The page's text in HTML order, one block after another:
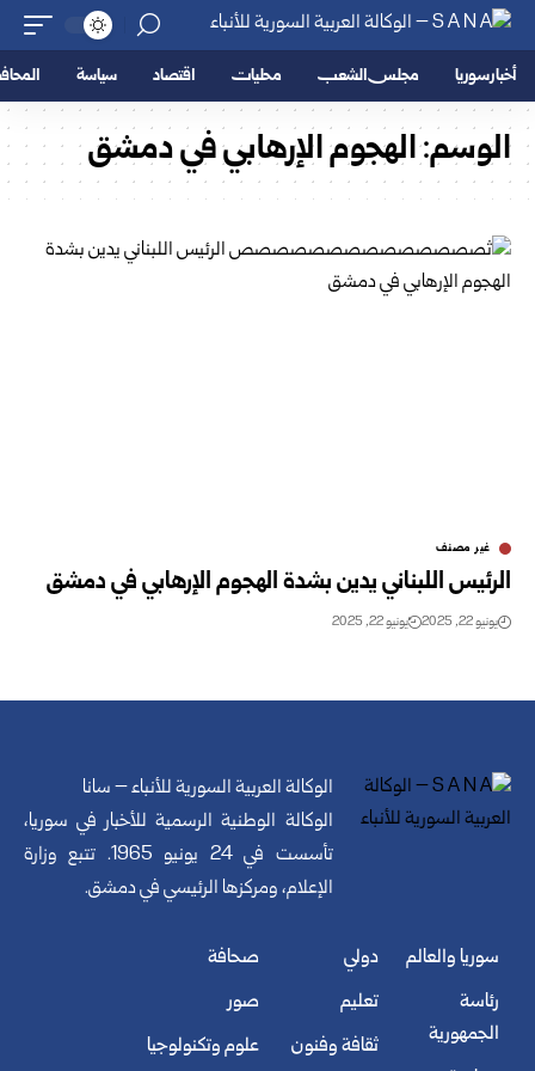
أخبار سوريا مجلس الشعب محليات اقتصاد سياسة
الوسم:الهجوم الإرهابي في دمشق
غير مصنف
الرئيس اللبناني يدين بشدة الهجوم الإرهابي في دمشق
يونيو 22, 2025 يونيو 22, 2025
الوكالة العربية السورية للأنباء – سانا
الوكالة الوطنية الرسمية للأخبار في سوريا،
تأسست في 24 يونيو 1965. تتبع وزارة
الإعلام، ومركزها الرئيسي في دمشق.
سوريا والعالم
رئاسة
الجمهورية
دولي
تعليم
ثقافة وفنون
صحافة
صور
علوم وتكنولوجيا